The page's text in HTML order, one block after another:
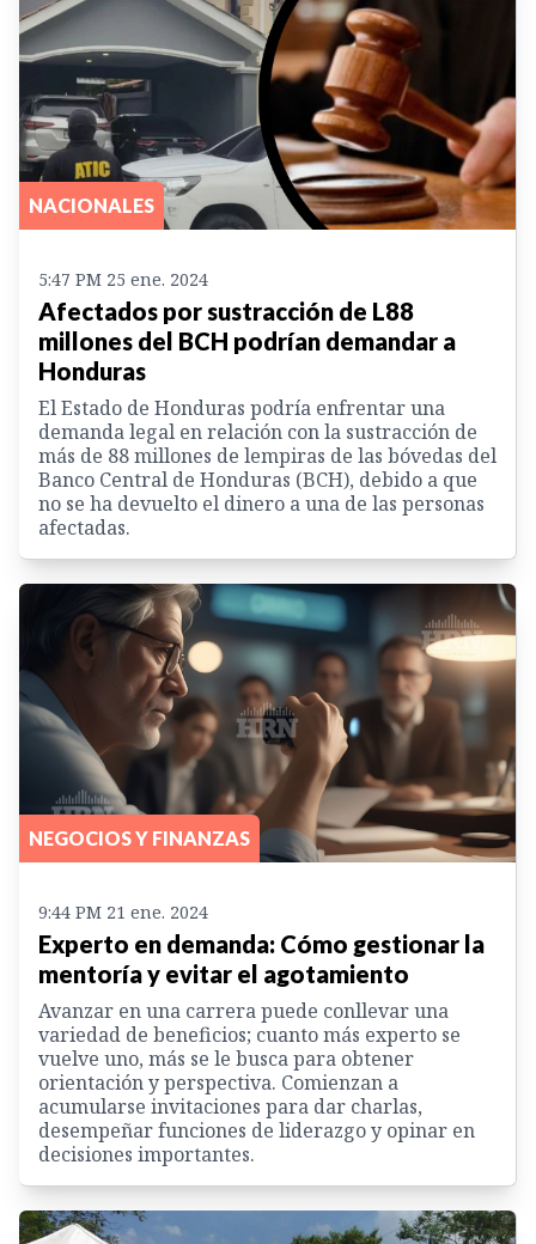
NACIONALES
5:47 PM 25 ene. 2024
Afectados por sustracción de L88
millones del BCH podrían demandar a
Honduras
El Estado de Honduras podría enfrentar una
demanda legal en relación con la sustracción de
más de 88 millones de lempiras de las bóvedas del
Banco Central de Honduras (BCH), debido a que
no se ha devuelto el dinero a una de las personas
afectadas.
NEGOCIOS Y FINANZAS
9:44 PM 21 ene. 2024
Experto en demanda: Cómo gestionar la
mentoría y evitar el agotamiento
Avanzar en una carrera puede conllevar una
variedad de beneficios; cuanto más experto se
vuelve uno, más se le busca para obtener
orientación y perspectiva. Comienzan a
acumularse invitaciones para dar charlas,
desempeñar funciones de liderazgo y opinar en
decisiones importantes.